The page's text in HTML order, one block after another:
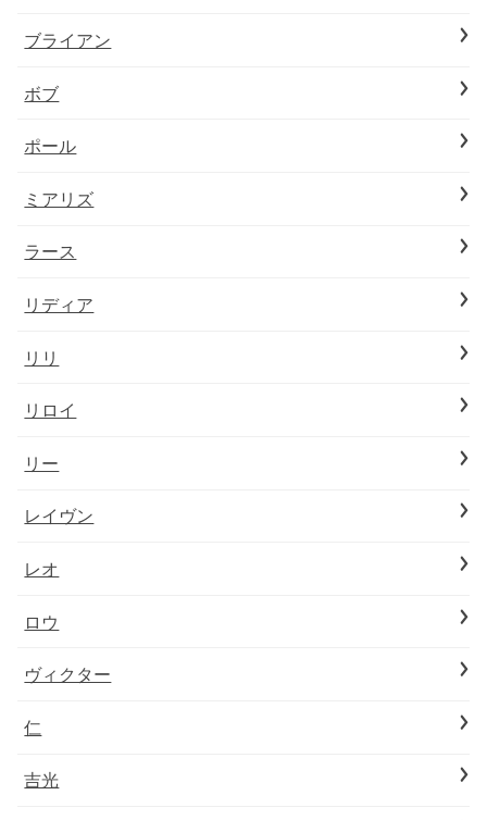
ブライアン
ボブ
ポール
ミアリズ
ラース
リディア
リリ
リロイ
リー
レイヴン
レオ
ロウ
ヴィクター
仁
吉光